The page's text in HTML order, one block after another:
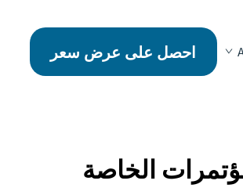
احصل على عرض سعر
الخاصة